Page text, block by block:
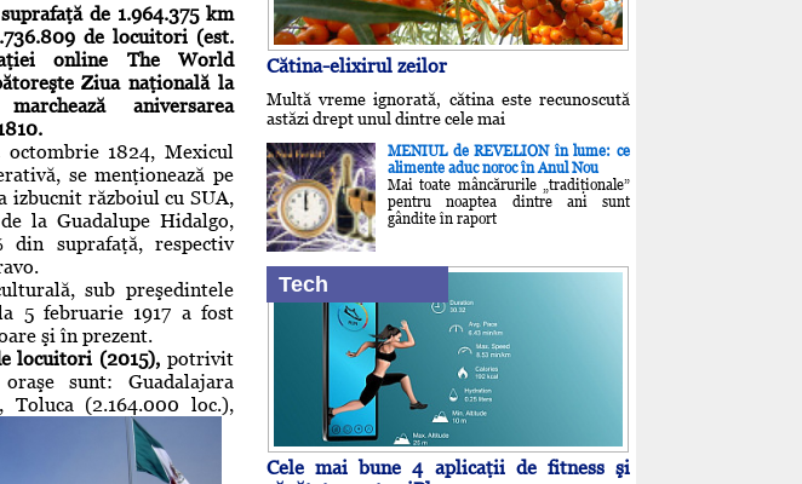
de 1.964.375 km
de locuitori (est.
online The World
Ziua naţională la
aniversarea
1824, Mexicul
se menţionează pe
izbucnit războiul cu SUA,
la Guadalupe Hidalgo,
din suprafaţă, respectiv
sub preşedintele
5 februarie 1917 a fost
şi în prezent.
locuitori (2015), potrivit
sunt: Guadalajara
(2.164.000 loc.),
Cătina-elixirul zeilor
Multă vreme ignorată, cătina este recunoscută
astăzi drept unul dintre cele mai
MENIUL de REVELION în lume: ce
alimente aduc noroc în Anul Nou
Mai toate mâncărurile „tradiţionale”
pentru noaptea dintre ani sunt
gândite în raport
Tech
Cele mai bune 4 aplicaţii de fitness şi